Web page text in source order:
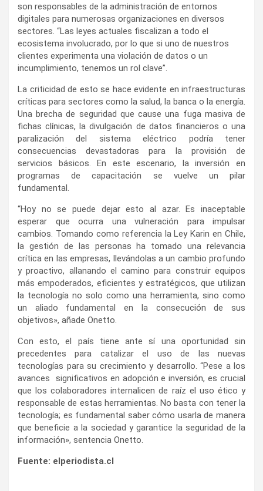
son responsables de la administración de entornos
digitales para numerosas organizaciones en diversos
sectores. “Las leyes actuales fiscalizan a todo el
ecosistema involucrado, por lo que si uno de nuestros
clientes experimenta una violación de datos o un
incumplimiento, tenemos un rol clave”.
La criticidad de esto se hace evidente en infraestructuras
críticas para sectores como la salud, la banca o la energía.
Una brecha de seguridad que cause una fuga masiva de
fichas clínicas, la divulgación de datos financieros o una
paralización del sistema eléctrico podría tener
consecuencias devastadoras para la provisión de
servicios básicos. En este escenario, la inversión en
programas de capacitación se vuelve un pilar
fundamental.
“Hoy no se puede dejar esto al azar. Es inaceptable
esperar que ocurra una vulneración para impulsar
cambios. Tomando como referencia la Ley Karin en Chile,
la gestión de las personas ha tomado una relevancia
crítica en las empresas, llevándolas a un cambio profundo
y proactivo, allanando el camino para construir equipos
más empoderados, eficientes y estratégicos, que utilizan
la tecnología no solo como una herramienta, sino como
un aliado fundamental en la consecución de sus
objetivos», añade Onetto.
Con esto, el país tiene ante sí una oportunidad sin
precedentes para catalizar el uso de las nuevas
tecnologías para su crecimiento y desarrollo. “Pese a los
avances significativos en adopción e inversión, es crucial
que los colaboradores internalicen de raíz el uso ético y
responsable de estas herramientas. No basta con tener la
tecnología; es fundamental saber cómo usarla de manera
que beneficie a la sociedad y garantice la seguridad de la
información», sentencia Onetto.
Fuente: elperiodista.cl